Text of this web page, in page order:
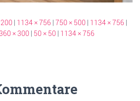
| 1134 × 756 | 750 × 500 | 1134 × 756 |
× 300 | 50 × 50 | 1134 × 756